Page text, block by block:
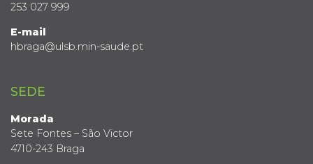
253 027 999
E-mail
hbraga@ulsb.min-saude.pt
SEDE
Morada
Sete Fontes – São Victor
4710-243 Braga